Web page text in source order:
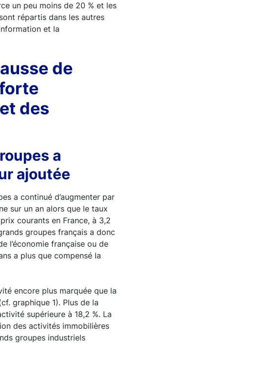
un peu moins de 20 % et les
répartis dans les autres
et la
de
des
a
ajoutée
a continué d’augmenter par
sur un an alors que le taux
courants en France, à 3,2
groupes français a donc
l’économie française ou de
a plus que compensé la
encore plus marquée que la
graphique 1). Plus de la
supérieure à 18,2 %. La
des activités immobilières
groupes industriels